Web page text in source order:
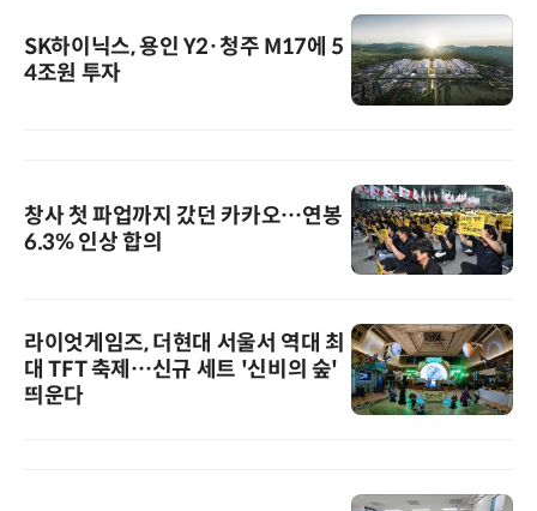
SK하이닉스, 용인 Y2·청주 M17에 5
4조원 투자
창사 첫 파업까지 갔던 카카오…연봉
6.3% 인상 합의
라이엇게임즈, 더현대 서울서 역대 최
대 TFT 축제…신규 세트 '신비의 숲'
띄운다